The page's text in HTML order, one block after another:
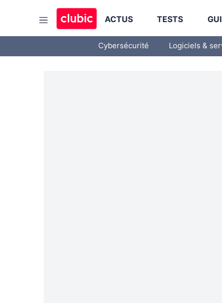
ACTUS TESTS
Cybersécurité Logiciels &